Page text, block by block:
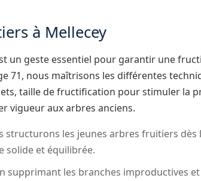
à Mellecey
un geste essentiel pour garantir une
71, nous maîtrisons les différentes
taille de fructification pour stimuler la
vigueur aux arbres anciens.
structurons les jeunes arbres fruitiers
solide et équilibrée.
supprimant les branches improductives